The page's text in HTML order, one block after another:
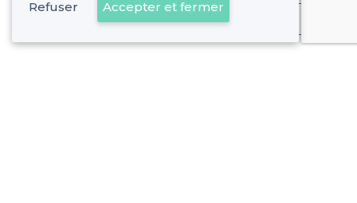
Déjà client
Refuser Accepter et fermer